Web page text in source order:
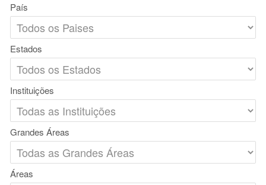
País
Estados
Instituições
Grandes Áreas
Áreas